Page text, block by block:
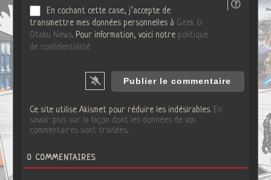
En cochant cette case, j’accepte de
transmettre mes données personnelles à Geek &
Otaku News. Pour information, voici notre politique
de confidentialité
Ce site utilise Akismet pour réduire les indésirables. En
savoir plus sur la façon dont les données de vos
commentaires sont traitées.
0 COMMENTAIRES